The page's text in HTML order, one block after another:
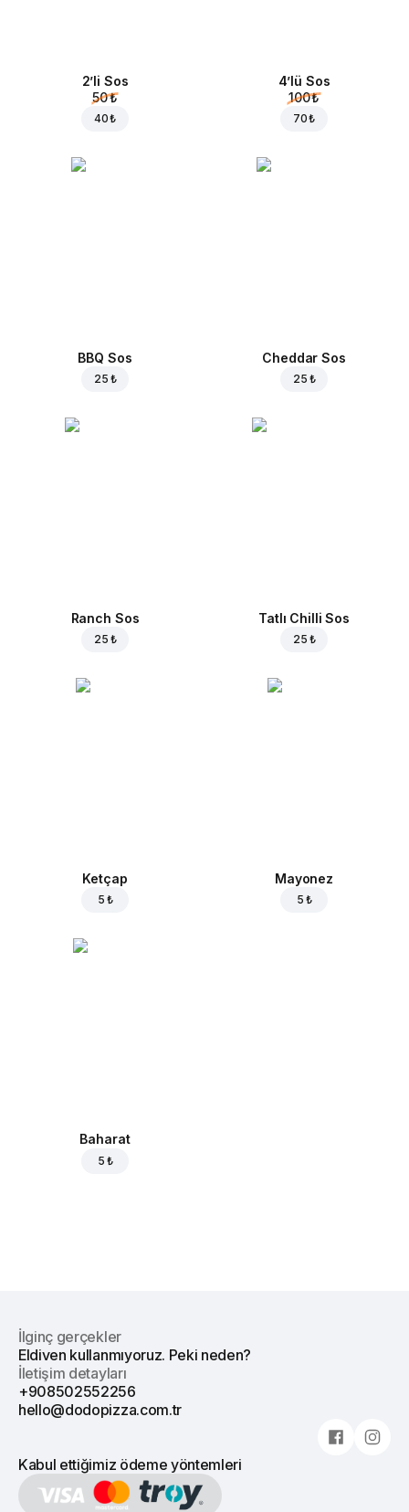
2’li Sos
50 ₺
40 ₺
4’lü Sos
100 ₺
70 ₺
BBQ Sos
25 ₺
Cheddar Sos
25 ₺
Ranch Sos
25 ₺
Tatlı Chilli Sos
25 ₺
Ketçap
5 ₺
Mayonez
5 ₺
Baharat
5 ₺
İlginç gerçekler
Eldiven kullanmıyoruz. Peki neden?
İletişim detayları
+908502552256
hello@dodopizza.com.tr
Kabul ettiğimiz ödeme yöntemleri